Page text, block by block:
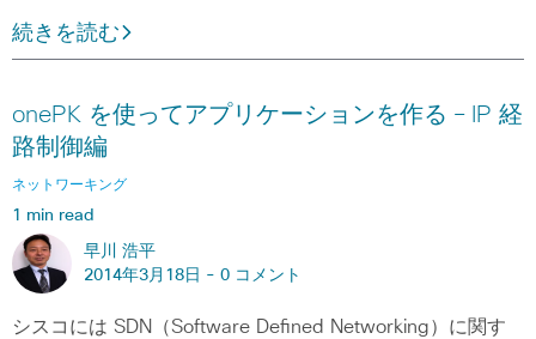
続きを読む
onePK を使ってアプリケーションを作る – IP 経
路制御編
ネットワーキング
1 min read
早川 浩平
2014年3月18日 - 0 コメント
シスコには SDN（Software Defined Networking）に関す